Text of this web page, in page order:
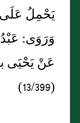
يَحْمِلُ
وَرَوَى:
عَنْ يَحْيَى
(13/399)